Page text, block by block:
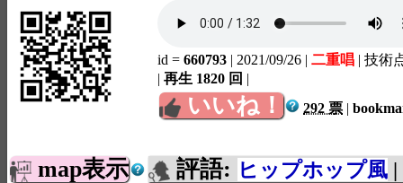
id = 660793 | 2021/09/26 | 二重唱 | 技術
| 再生 1820 回 |
いいね！ 292 票 |
map表示 評語: ヒップホップ風 |